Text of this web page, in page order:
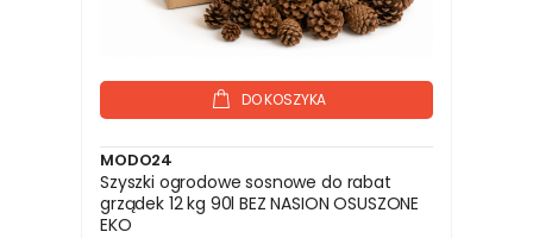
DO KOSZYKA
MODO24
Szyszki ogrodowe sosnowe do rabat
grządek 12 kg 90l BEZ NASION OSUSZONE
EKO